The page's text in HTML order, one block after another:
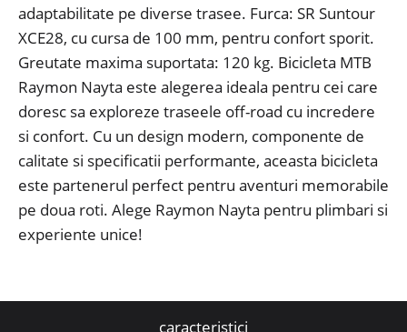
adaptabilitate pe diverse trasee. Furca: SR Suntour
XCE28, cu cursa de 100 mm, pentru confort sporit.
Greutate maxima suportata: 120 kg. Bicicleta MTB
Raymon Nayta este alegerea ideala pentru cei care
doresc sa exploreze traseele off-road cu incredere
si confort. Cu un design modern, componente de
calitate si specificatii performante, aceasta bicicleta
este partenerul perfect pentru aventuri memorabile
pe doua roti. Alege Raymon Nayta pentru plimbari si
experiente unice!
caracteristici